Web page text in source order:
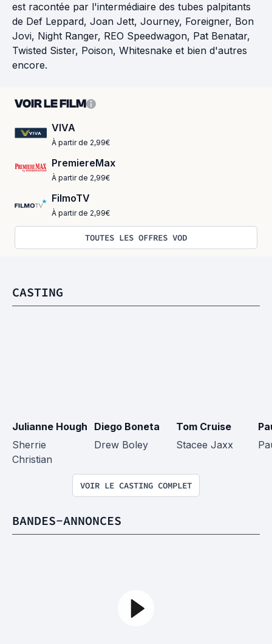
est racontée par l'intermédiaire des tubes palpitants
de Def Leppard, Joan Jett, Journey, Foreigner, Bon
Jovi, Night Ranger, REO Speedwagon, Pat Benatar,
Twisted Sister, Poison, Whitesnake et bien d'autres
encore.
VOIR LE FILM
VIVA
À partir de 2,99€
PremiereMax
À partir de 2,99€
FilmoTV
À partir de 2,99€
TOUTES LES OFFRES VOD
CASTING
Julianne Hough
Sherrie
Christian
Diego Boneta
Drew Boley
Tom Cruise
Stacee Jaxx
VOIR LE CASTING COMPLET
BANDES-ANNONCES